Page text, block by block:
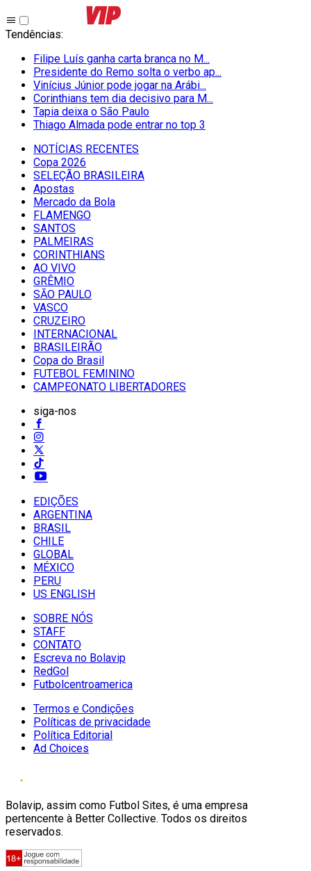
Tendências:
Filipe Luís ganha carta branca no M...
Presidente do Remo solta o verbo ap...
Vinícius Júnior pode jogar na Arábi...
Corinthians tem dia decisivo para M...
Tapia deixa o São Paulo
Thiago Almada pode entrar no top 3
NOTÍCIAS RECENTES
Copa 2026
SELEÇÃO BRASILEIRA
Apostas
Mercado da Bola
FLAMENGO
SANTOS
PALMEIRAS
CORINTHIANS
AO VIVO
GRÊMIO
SĀO PAULO
VASCO
CRUZEIRO
INTERNACIONAL
BRASILEIRÃO
Copa do Brasil
FUTEBOL FEMININO
CAMPEONATO LIBERTADORES
siga-nos
EDIÇÕES
ARGENTINA
BRASIL
CHILE
GLOBAL
MÉXICO
PERU
US ENGLISH
SOBRE NÓS
STAFF
CONTATO
Escreva no Bolavip
RedGol
Futbolcentroamerica
Termos e Condições
Políticas de privacidade
Política Editorial
Ad Choices
Bolavip, assim como Futbol Sites, é uma empresa
pertencente à Better Collective. Todos os direitos
reservados.